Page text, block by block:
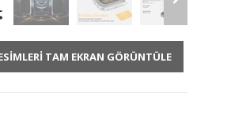
TAM EKRAN GÖRÜNTÜLE